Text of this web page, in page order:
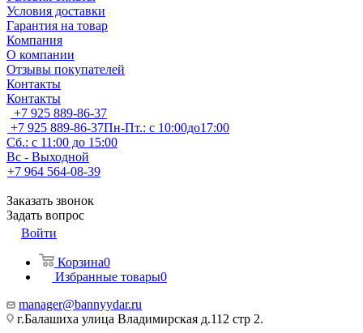
Условия доставки
Гарантия на товар
Компания
О компании
Отзывы покупателей
Контакты
Контакты
+7 925 889-86-37
+7 925 889-86-37Пн-Пт.: с 10:00до17:00
Сб.: с 11:00 до 15:00
Вс - Выходной
+7 964 564-08-39
Заказать звонок
Задать вопрос
Войти
Корзина0
Избранные товары0
manager@bannyydar.ru
г.Балашиха улица Владимирская д.112 стр 2.